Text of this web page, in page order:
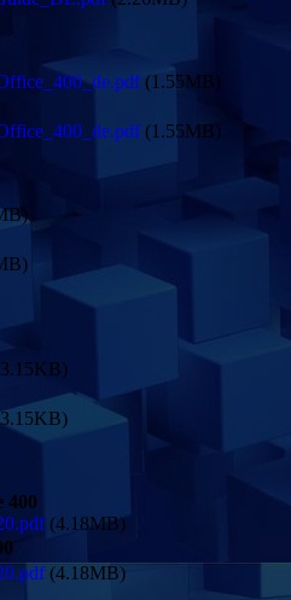
(1.55MB)
(1.55MB)
400
(4.18MB)
(4.18MB)